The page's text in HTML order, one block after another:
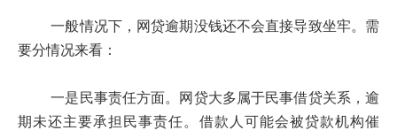
一般情况下，网贷逾期没钱还不会直接导致坐牢。需
要分情况来看：
一是民事责任方面。网贷大多属于民事借贷关系，逾
期未还主要承担民事责任。借款人可能会被贷款机构催